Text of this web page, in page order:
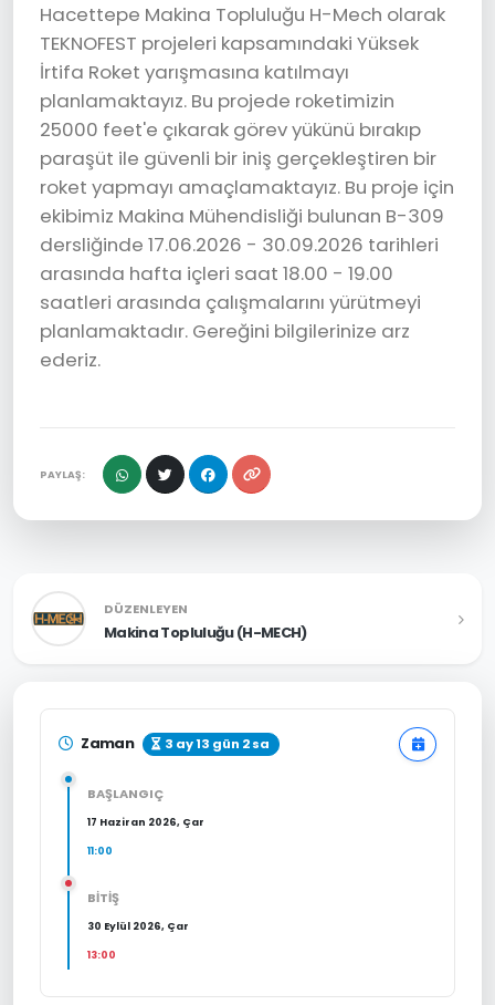
Hacettepe Makina Topluluğu H-Mech olarak
TEKNOFEST projeleri kapsamındaki Yüksek
İrtifa Roket yarışmasına katılmayı
planlamaktayız. Bu projede roketimizin
25000 feet'e çıkarak görev yükünü bırakıp
paraşüt ile güvenli bir iniş gerçekleştiren bir
roket yapmayı amaçlamaktayız. Bu proje için
ekibimiz Makina Mühendisliği bulunan B-309
dersliğinde 17.06.2026 - 30.09.2026 tarihleri
arasında hafta içleri saat 18.00 - 19.00
saatleri arasında çalışmalarını yürütmeyi
planlamaktadır. Gereğini bilgilerinize arz
ederiz.
PAYLAŞ:
DÜZENLEYEN
Makina Topluluğu (H-MECH)
Zaman 3 ay 13 gün 2 sa
BAŞLANGIÇ
17 Haziran 2026, Çar
11:00
BİTİŞ
30 Eylül 2026, Çar
13:00